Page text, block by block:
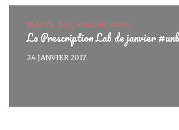
BEAUTÉ, BOX, MAKEUP, SOINS
La Prescription Lab de janvier
24 JANVIER 2017